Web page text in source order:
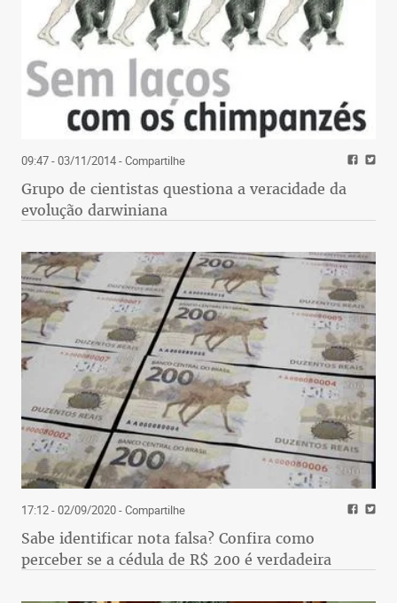
09:47 - 03/11/2014- Compartilhe
Grupo de cientistas questiona a veracidade da
evolução darwiniana
17:12 - 02/09/2020- Compartilhe
Sabe identificar nota falsa? Confira como
perceber se a cédula de R$ 200 é verdadeira